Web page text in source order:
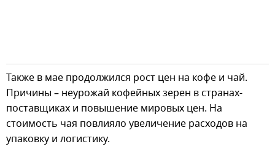
Также в мае продолжился рост цен на кофе и чай.
Причины – неурожай кофейных зерен в странах-
поставщиках и повышение мировых цен. На
стоимость чая повлияло увеличение расходов на
упаковку и логистику.